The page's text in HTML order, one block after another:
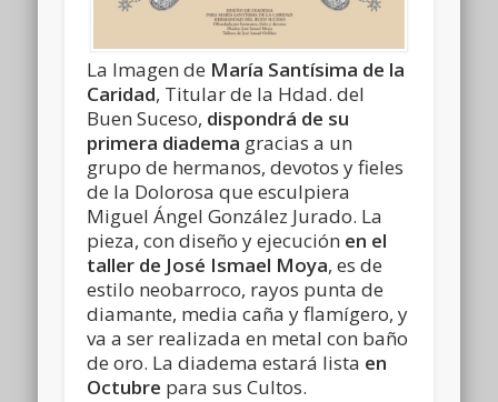
La Imagen de María Santísima de la
Caridad, Titular de la Hdad. del
Buen Suceso, dispondrá de su
primera diadema gracias a un
grupo de hermanos, devotos y fieles
de la Dolorosa que esculpiera
Miguel Ángel González Jurado. La
pieza, con diseño y ejecución en el
taller de José Ismael Moya, es de
estilo neobarroco, rayos punta de
diamante, media caña y flamígero, y
va a ser realizada en metal con baño
de oro. La diadema estará lista en
Octubre para sus Cultos.